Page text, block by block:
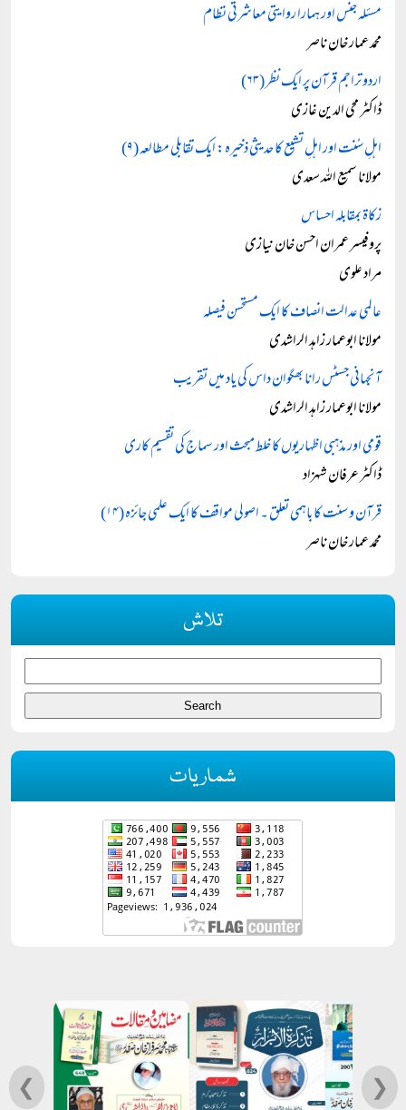
مسئلہ جنس اور ہمارا روایتی معاشرتی نظام
محمد عمار خان ناصر
اردو تراجم قرآن پر ایک نظر (۶۳)
ڈاکٹر محی الدین غازی
اہلِ سُنت اور اہلِ تشیع کا حدیثی ذخیرہ: ایک تقابلی مطالعہ (۹)
مولانا سمیع اللہ سعدی
زکاۃ بمقابلہ احساس
پروفیسر عمران احسن خان نیازی
مراد علوی
عالمی عدالت انصاف کا ایک مستحسن فیصلہ
مولانا ابوعمار زاہد الراشدی
آنجہانی جسٹس رانا بھگوان داس کی یاد میں تقریب
مولانا ابوعمار زاہد الراشدی
قومی اور مذہبی اظہاریوں کا خلط مبحث اور سماج کی تقسیم کاری
ڈاکٹر عرفان شہزاد
قرآن و سنت کا باہمی تعلق ۔ اصولی مواقف کا ایک علمی جائزہ (۱۴)
محمد عمار خان ناصر
تلاش
شماریات
❮ ❯